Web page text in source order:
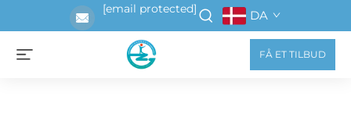
[email protected] DA
FÅ ET TILBUD